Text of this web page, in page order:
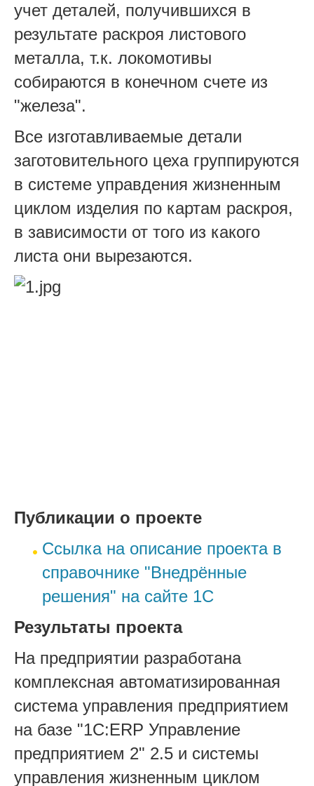
учет деталей, получившихся в
результате раскроя листового
металла, т.к. локомотивы
собираются в конечном счете из
"железа".
Все изготавливаемые детали
заготовительного цеха группируются
в системе управдения жизненным
циклом изделия по картам раскроя,
в зависимости от того из какого
листа они вырезаются.
Публикации о проекте
Ссылка на описание проекта в
справочнике "Внедрённые
решения" на сайте 1С
Результаты проекта
На предприятии разработана
комплексная автоматизированная
система управления предприятием
на базе "1С:ERP Управление
предприятием 2" 2.5 и системы
управления жизненным циклом